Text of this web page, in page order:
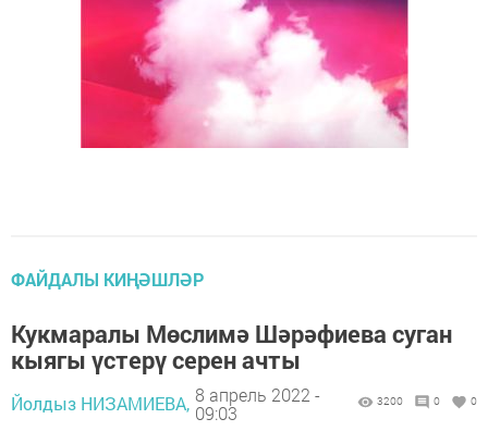
ФАЙДАЛЫ КИҢӘШЛӘР
Кукмаралы Мөслимә Шәрәфиева суган
кыягы үстерү серен ачты
Йолдыз НИЗАМИЕВА, 8 апрель 2022 -
09:03
3200 0 0